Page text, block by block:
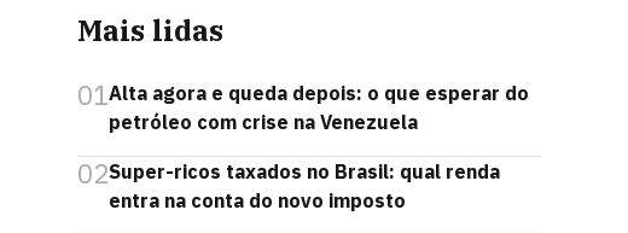
Mais lidas
01Alta agora e queda depois: o que esperar do
petróleo com crise na Venezuela
02Super-ricos taxados no Brasil: qual renda
entra na conta do novo imposto